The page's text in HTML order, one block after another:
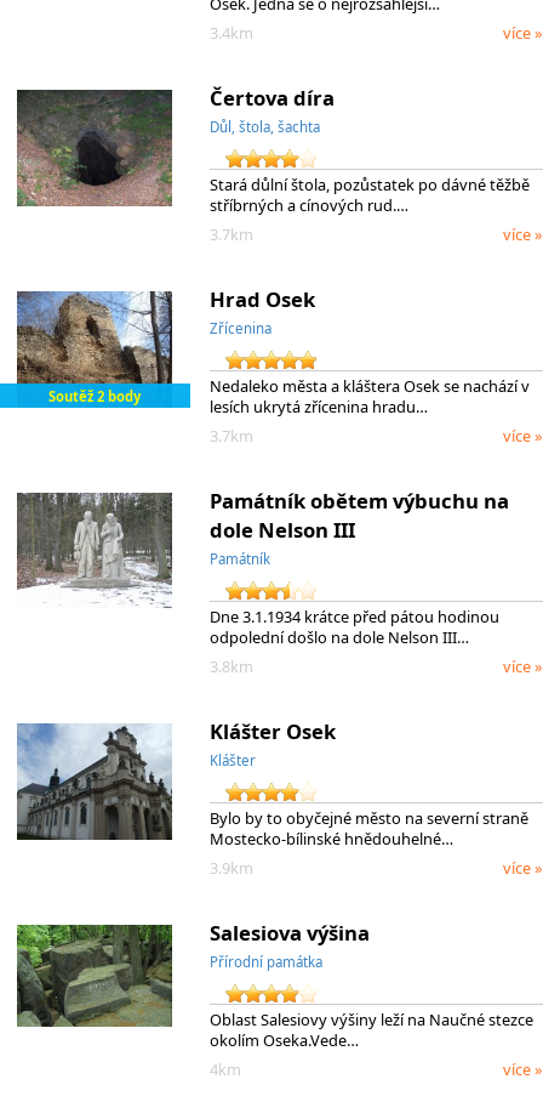
3.4km
více »
Čertova díra
Důl, štola, šachta
Stará důlní štola, pozůstatek po dávné těžbě
stříbrných a cínových rud.…
3.7km
více »
Soutěž 2 body
Hrad Osek
Zřícenina
Nedaleko města a kláštera Osek se nachází v
lesích ukrytá zřícenina hradu…
3.7km
více »
Památník obětem výbuchu na
dole Nelson III
Památník
Dne 3.1.1934 krátce před pátou hodinou
odpolední došlo na dole Nelson III…
3.8km
více »
Klášter Osek
Klášter
Bylo by to obyčejné město na severní straně
Mostecko-bílinské hnědouhelné…
3.9km
více »
Salesiova výšina
Přírodní památka
Oblast Salesiovy výšiny leží na Naučné stezce
okolím Oseka.Vede…
4km
více »